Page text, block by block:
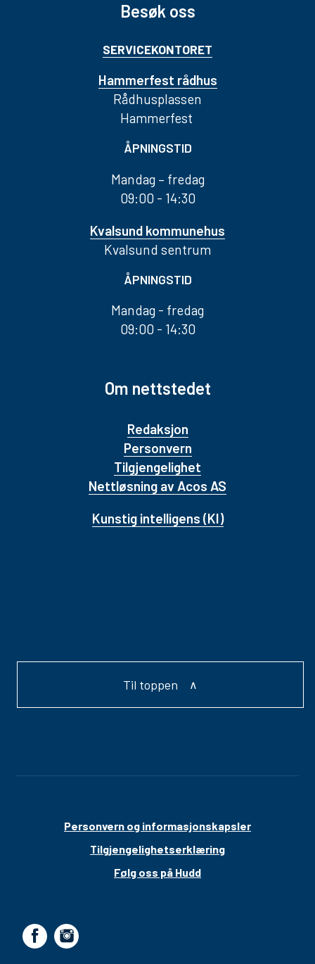
Besøk oss
SERVICEKONTORET
Hammerfest rådhus
Rådhusplassen
Hammerfest
ÅPNINGSTID
Mandag – fredag
09:00 - 14:30
Kvalsund kommunehus
Kvalsund sentrum
ÅPNINGSTID
Mandag - fredag
09:00 - 14:30
Om nettstedet
Redaksjon
Personvern
Tilgjengelighet
Nettløsning av Acos AS
Kunstig intelligens (KI)
Til toppen
Personvern og informasjonskapsler
Tilgjengelighetserklæring
Følg oss på Hudd